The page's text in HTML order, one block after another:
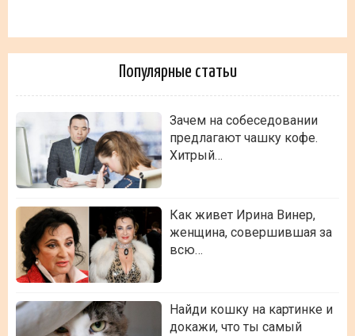
Популярные статьи
Зачем на собеседовании
предлагают чашку кофе.
Хитрый…
Как живет Ирина Винер,
женщина, совершившая за
всю…
Найди кошку на картинке и
докажи, что ты самый